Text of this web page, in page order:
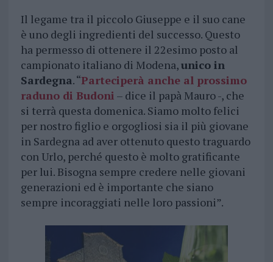
Il legame tra il piccolo Giuseppe e il suo cane
è uno degli ingredienti del successo. Questo
ha permesso di ottenere il 22esimo posto al
campionato italiano di Modena,unico in
Sardegna. “Parteciperà anche al prossimo
raduno di Budoni – dice il papà Mauro -, che
si terrà questa domenica. Siamo molto felici
per nostro figlio e orgogliosi sia il più giovane
in Sardegna ad aver ottenuto questo traguardo
con Urlo, perché questo è molto gratificante
per lui. Bisogna sempre credere nelle giovani
generazioni ed è importante che siano
sempre incoraggiati nelle loro passioni”.